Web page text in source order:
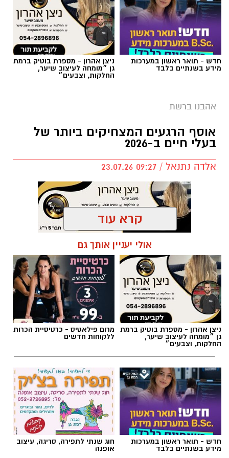
שירים שהפכו את הפוליטיקה הישראלית לפזמון
לא רק בקלפי: 6 שירים שהפכו את הפוליטיקה
הישראלית לפזמון
ממערכת הבחירות ועד יוקר המחיה, מהסטיקרים
על המכוניות ועד החלום לברוח ללונדון – הרבה
לפני הרשתות החברתיות, הזמרים כבר ידעו
להגיד את מה שהציבור חושב.
אם היה שיר שהיה יכול להתנגן ברקע כמעט בכל
מערכת בחירות בישראל, "איזו מדינה" כנראה היה
מועמד רציני. אלי לוזון שר על המציאות היומיומית,
על הקשיים ועל התחושה שמשהו כאן פשוט לא
חדש - תואר ראשון במערכות
מידע בשנתיים בלבד
ניצן אהרון - מספרת בוטיק ברמת
גן ״מומחה לעיצוב שיער,
החלקות, וצבעים״
אהבנו ברשת
אוסף הרגעים המצחיקים ביותר של
בעלי חיים ב-2026
אלדה נתנאל / 09:27 23.07.26
קרא עוד
אולי יעניין אותך גם
ניצן אהרון - מספרת בוטיק ברמת
גן ״מומחה לעיצוב שיער,
החלקות, וצבעים״
מרום פילאטיס - כרטיסיית הכרות
ללקוחות חדשים
חדש - תואר ראשון במערכות
מידע בשנתיים בלבד
חוג שנתי לתפירה, סריגה, עיצוב
אופנה